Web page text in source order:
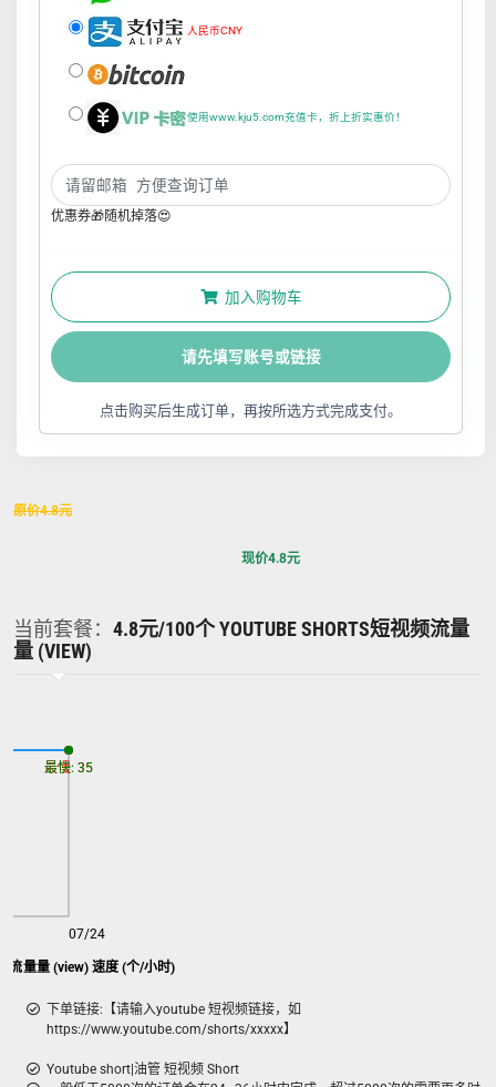
人民币CNY
使用www.kju5.com充值卡，折上折实惠价！
优惠券🎁随机掉落😍
加入购物车
请先填写账号或链接
点击购买后生成订单，再按所选方式完成支付。
原价4.8元
现价4.8元
当前套餐： 4.8元/100个 YOUTUBE SHORTS短视频流量
量 (VIEW)
流量量 (view) 速度 (个/小时)
07/24
最慢: 35
最快: 35
下单链接:【请输入youtube 短视频链接，如
https://www.youtube.com/shorts/xxxxx】
Youtube short|油管 短视频 Short